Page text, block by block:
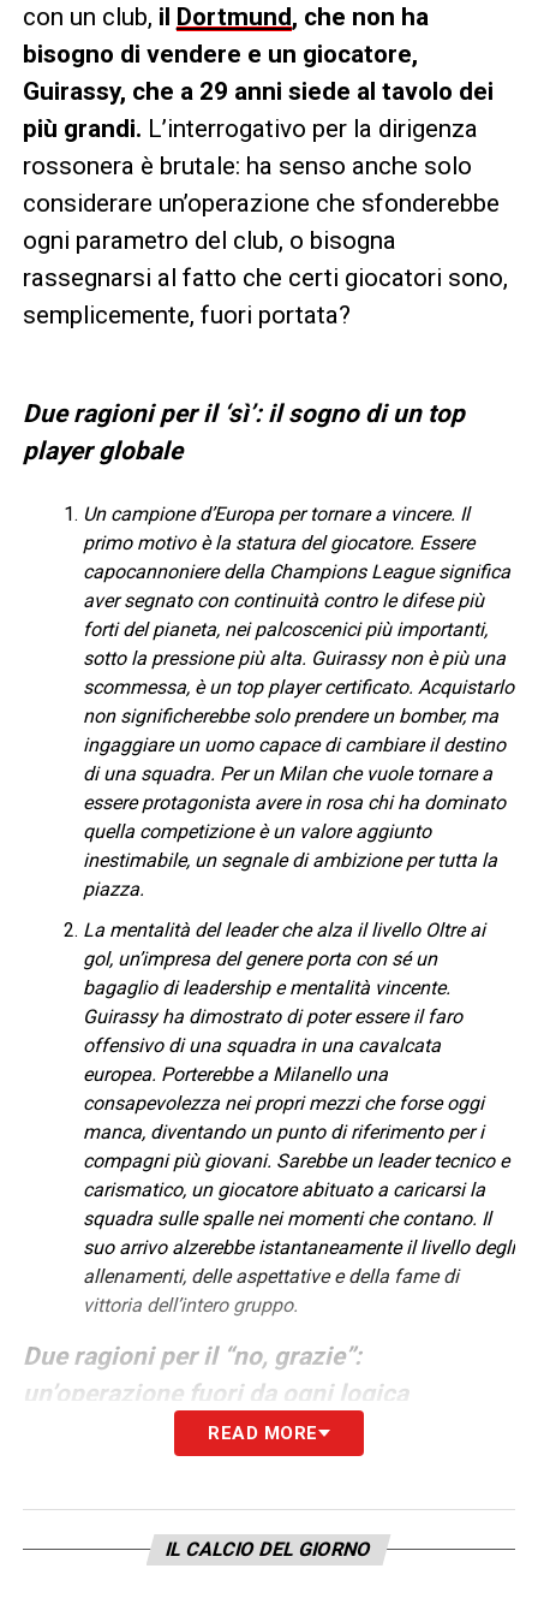
con un club, il Dortmund, che non ha
bisogno di vendere e un giocatore,
Guirassy, che a 29 anni siede al tavolo dei
più grandi. L’interrogativo per la dirigenza
rossonera è brutale: ha senso anche solo
considerare un’operazione che sfonderebbe
ogni parametro del club, o bisogna
rassegnarsi al fatto che certi giocatori sono,
semplicemente, fuori portata?
Due ragioni per il ‘sì’: il sogno di un top
player globale
Un campione d’Europa per tornare a vincere. Il
primo motivo è la statura del giocatore. Essere
capocannoniere della Champions League significa
aver segnato con continuità contro le difese più
forti del pianeta, nei palcoscenici più importanti,
sotto la pressione più alta. Guirassy non è più una
scommessa, è un top player certificato. Acquistarlo
non significherebbe solo prendere un bomber, ma
ingaggiare un uomo capace di cambiare il destino
di una squadra. Per un Milan che vuole tornare a
essere protagonista avere in rosa chi ha dominato
quella competizione è un valore aggiunto
inestimabile, un segnale di ambizione per tutta la
piazza.
La mentalità del leader che alza il livello Oltre ai
gol, un’impresa del genere porta con sé un
bagaglio di leadership e mentalità vincente.
Guirassy ha dimostrato di poter essere il faro
offensivo di una squadra in una cavalcata
europea. Porterebbe a Milanello una
consapevolezza nei propri mezzi che forse oggi
manca, diventando un punto di riferimento per i
compagni più giovani. Sarebbe un leader tecnico e
carismatico, un giocatore abituato a caricarsi la
squadra sulle spalle nei momenti che contano. Il
suo arrivo alzerebbe istantaneamente il livello degli
allenamenti, delle aspettative e della fame di
vittoria dell’intero gruppo.
Due ragioni per il “no, grazie”:
un’operazione fuori da ogni logica
Un costo da fuoriclasse che sfonderebbe ogni
preso dallo Stoccarda, ora detiene un asset di
valore mondiale. Per privarsi del capocannoniere
della Champions, la richiesta partirebbe da una
READ MORE
IL CALCIO DEL GIORNO